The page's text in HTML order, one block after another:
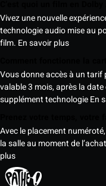
Vivez une nouvelle
technologie audio mise au
film. En savoir plus
Vous donne accès à un tarif
valable 3 mois, après la
supplément technologieEn
Avec le placement
la salle au moment de
plus